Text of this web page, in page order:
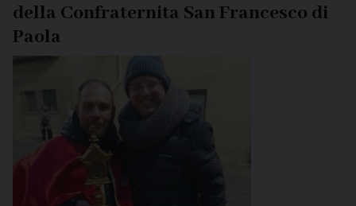
della Confraternita San Francesco di
Paola